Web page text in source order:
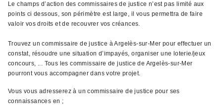
Le champs d’action des commissaires de justice n’est pas limité aux
points ci dessous, son périmètre est large, il vous permettra de faire
valoir vos droits et de recouvrer vos créances.
Trouvez un commissaire de justice à Argelès-sur-Mer pour effectuer un
constat, résoudre une situation d’impayés, organiser une loterie/jeux
concours, ... Tous les commissaire de justice de Argelès-sur-Mer
pourront vous accompagner dans votre projet.
Vous vous adresserez à un commissaire de justice pour ses
connaissances en ;